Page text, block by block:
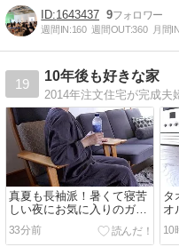
1643437 9
週間IN:160 週間OUT:360 月間
19
10年後も好きな家
真夏も長袖派！暑くて寝苦
しい夜にお気に入りのガー
ゼルームウェア［PR］
33分前
タ
オ
10